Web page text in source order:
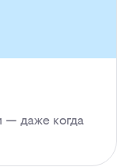
— даже когда